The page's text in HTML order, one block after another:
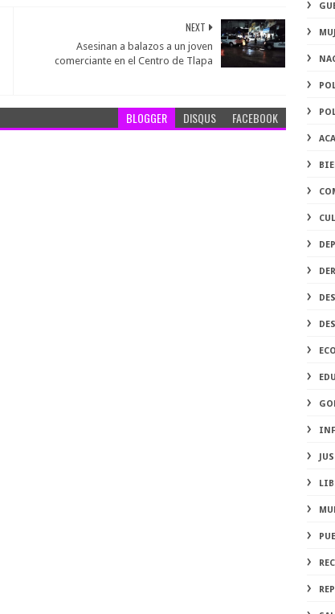
NEXT
Asesinan a balazos a un joven
comerciante en el Centro de Tlapa
BLOGGER DISQUS FACEBOOK